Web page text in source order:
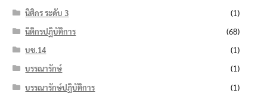
นิติกร ระดับ 3
(1)
นิติกรปฏิบัติการ
(68)
บช.14
(1)
บรรณารักษ์
(1)
บรรณารักษ์ปฏิบัติการ
(1)